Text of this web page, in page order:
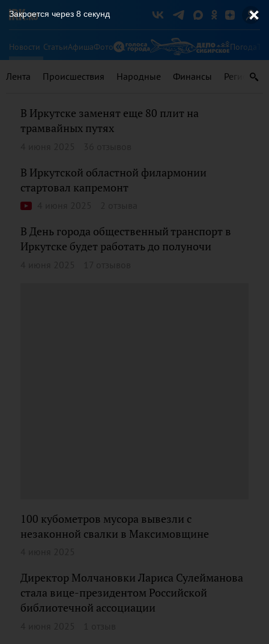
Новости СтатьиАфишаФото Погода
Лента Происшествия Народные Финансы Регионы
В Иркутске заменят еще 80 плит на
трамвайных путях
В Иркутской областной филармонии
стартовал капремонт
В День города общественный транспорт в
Иркутске будет работать до полуночи
100 кубометров мусора вывезли с
незаконной свалки в Максимовщине
Директор Молчановки Лариса Сулейманова
стала вице-президентом Российской
библиотечной ассоциации
Закроется через 7 секунд